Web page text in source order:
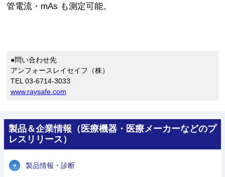
管電流・mAs も測定可能。
●問い合わせ先
アンフォースレイセイフ（株）
TEL 03-6714-3033
www.raysafe.com
製品＆企業情報（医療機器・医療メーカーなどのプ
レスリリース）
製品情報・診断